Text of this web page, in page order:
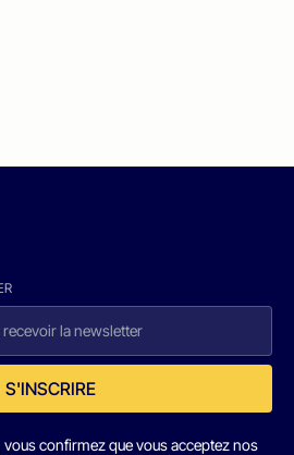
S'INSCRIRE
confirmez que vous acceptez nos